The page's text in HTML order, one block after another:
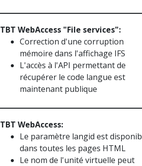
TBT WebAccess "File services":
Correction d'une corruption
mémoire dans l'affichage IFS
L'accès à l'API permettant de
récupérer le code langue est
maintenant publique
TBT WebAccess:
Le paramètre langid est
dans toutes les pages HTML
Le nom de l'unité virtuelle peut